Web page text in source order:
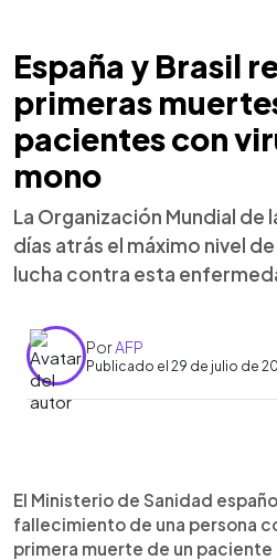
España y Brasil
primeras
pacientes con
mono
La Organización Mundial de
días atrás el máximo nivel
lucha contra esta
PorAFP
Publicado el 29 de julio de
► Escuchar artículo
El Ministerio de Sanidad
fallecimiento de una persona
primera muerte de un